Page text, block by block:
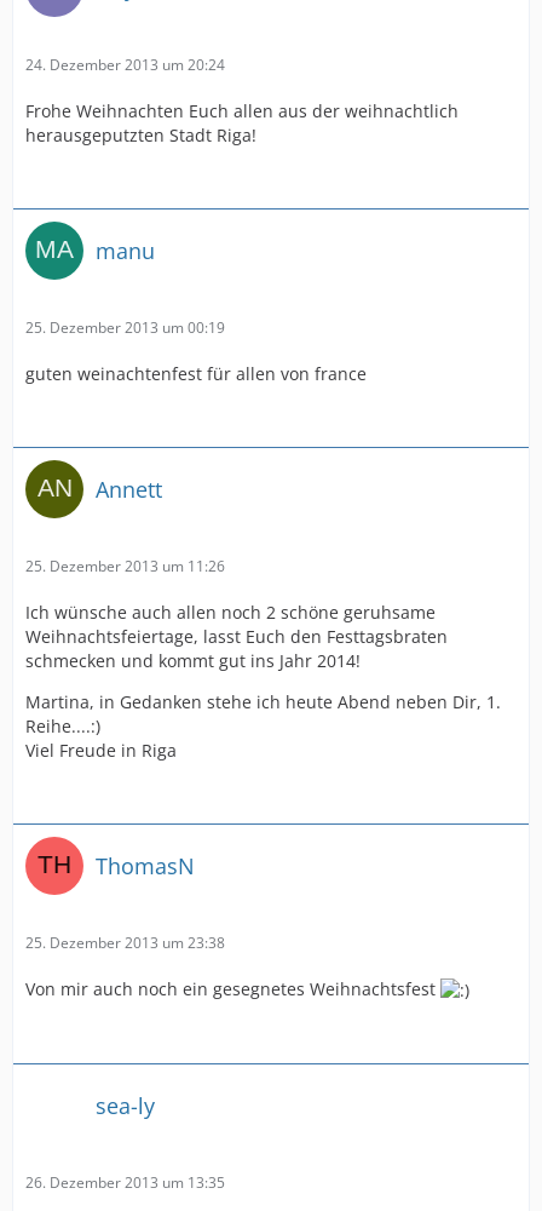
24. Dezember 2013 um 20:24
Frohe Weihnachten Euch allen aus der weihnachtlich
herausgeputzten Stadt Riga!
manu
25. Dezember 2013 um 00:19
guten weinachtenfest für allen von france
Annett
25. Dezember 2013 um 11:26
Ich wünsche auch allen noch 2 schöne geruhsame
Weihnachtsfeiertage, lasst Euch den Festtagsbraten
schmecken und kommt gut ins Jahr 2014!
Martina, in Gedanken stehe ich heute Abend neben Dir, 1.
Reihe....:)
Viel Freude in Riga
ThomasN
25. Dezember 2013 um 23:38
Von mir auch noch ein gesegnetes Weihnachtsfest
sea-ly
26. Dezember 2013 um 13:35